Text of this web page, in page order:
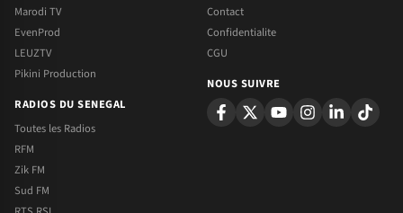
Marodi TV
EvenProd
LEUZTV
Pikini Production
RADIOS DU SENEGAL
Toutes les Radios
RFM
Zik FM
Sud FM
Contact
Confidentialite
CGU
NOUS SUIVRE